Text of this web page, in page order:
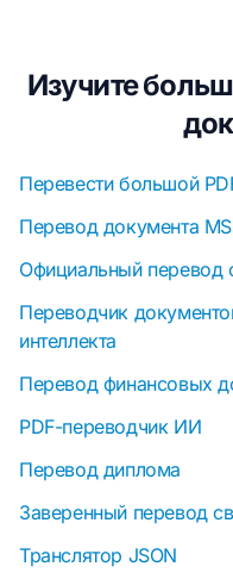
Изучите
Перевести большой
Перевод документа
Официальный перевод
Переводчик
интеллекта
Перевод финансовых
PDF-переводчик ИИ
Перевод диплома
Заверенный перевод
Транслятор JSON